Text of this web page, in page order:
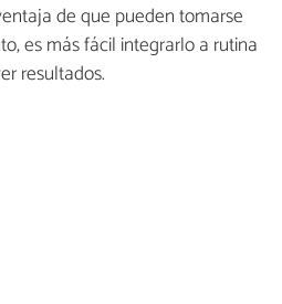
de que pueden tomarse
es más fácil integrarlo a rutina
resultados.